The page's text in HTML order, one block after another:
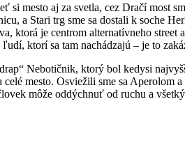
si mesto aj za svetla, cez Dračí most
a Stari trg sme sa dostali k soche
ktorá je centrom alternatívneho
ktorí sa tam nachádzajú – je to
Nebotičnik, ktorý bol kedysi
mesto. Osviežili sme sa Aperolom
môže oddýchnuť od ruchu a